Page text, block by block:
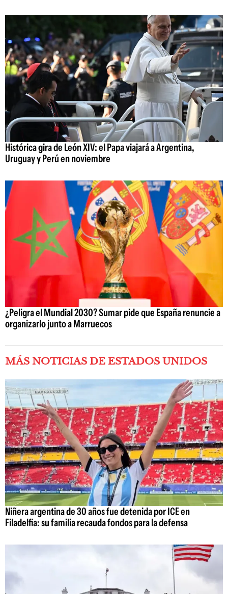
Histórica gira de León XIV: el Papa viajará a Argentina,
Uruguay y Perú en noviembre
¿Peligra el Mundial 2030? Sumar pide que España renuncie a
organizarlo junto a Marruecos
MÁS NOTICIAS DE ESTADOS UNIDOS
Niñera argentina de 30 años fue detenida por ICE en
Filadelfia: su familia recauda fondos para la defensa